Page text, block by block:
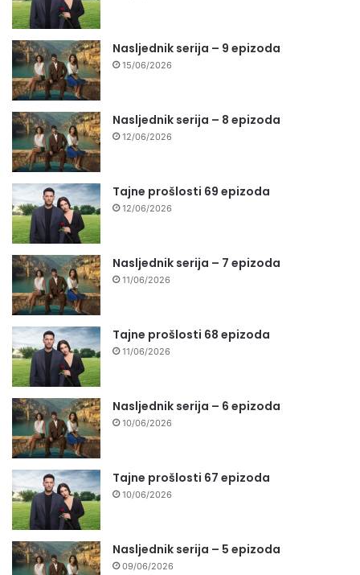
Nasljednik serija – 9 epizoda
15/06/2026
Nasljednik serija – 8 epizoda
12/06/2026
Tajne prošlosti 69 epizoda
12/06/2026
Nasljednik serija – 7 epizoda
11/06/2026
Tajne prošlosti 68 epizoda
11/06/2026
Nasljednik serija – 6 epizoda
10/06/2026
Tajne prošlosti 67 epizoda
10/06/2026
Nasljednik serija – 5 epizoda
09/06/2026